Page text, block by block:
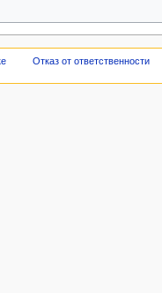
Отказ от ответственности